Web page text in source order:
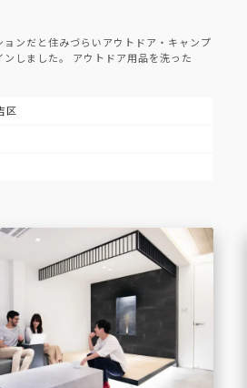
ンだと住みづらいアウトドア・キャンプ
しました。 アウトドア用品を洗った
区